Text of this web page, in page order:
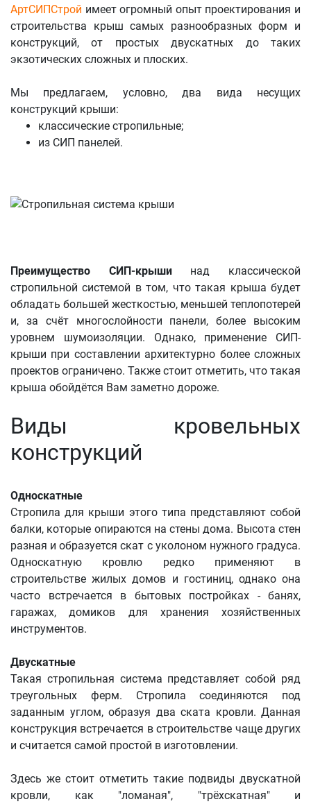
АртСИПСтрой имеет огромный опыт проектирования и
строительства крыш самых разнообразных форм и
конструкций, от простых двускатных до таких
экзотических сложных и плоских.
Мы предлагаем, условно, два вида несущих
конструкций крыши:
классические стропильные;
из СИП панелей.
Преимущество СИП-крышинад классической
стропильной системой в том, что такая крыша будет
обладать большей жесткостью, меньшей теплопотерей
и, за счёт многослойности панели, более высоким
уровнем шумоизоляции. Однако, применение СИП-
крыши при составлении архитектурно более сложных
проектов ограничено. Также стоит отметить, что такая
крыша обойдётся Вам заметно дороже.
Виды кровельных
конструкций
Односкатные
Стропила для крыши этого типа представляют собой
балки, которые опираются на стены дома. Высота стен
разная и образуется скат с уколоном нужного градуса.
Односкатную кровлю редко применяют в
строительстве жилых домов и гостиниц, однако она
часто встречается в бытовых постройках - банях,
гаражах, домиков для хранения хозяйственных
инструментов.
Двускатные
Такая стропильная система представляет собой ряд
треугольных ферм. Стропила соединяются под
заданным углом, образуя два ската кровли. Данная
конструкция встречается в строительстве чаще других
и считается самой простой в изготовлении.
Здесь же стоит отметить такие подвиды двускатной
кровли, как "ломаная", "трёхскатная" и